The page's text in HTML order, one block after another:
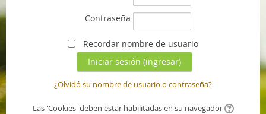
Contraseña
Recordar nombre de usuario
¿Olvidó su nombre de usuario o contraseña?
Las 'Cookies' deben estar habilitadas en su navegador